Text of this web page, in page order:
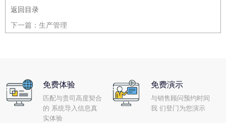
返回目录
下一篇： 生产管理
免费体验
匹配与贵司高度契合
的 系统导入信息真
实体验
免费演示
与销售顾问预约时间
我 们登门为您演示